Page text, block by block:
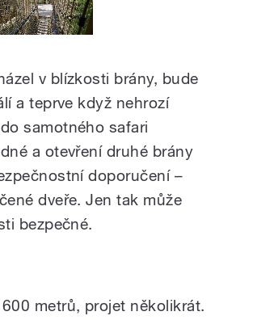
v blízkosti brány, bude
a teprve když nehrozí
samotného safari
a otevření druhé brány
doporučení –
dveře. Jen tak může
bezpečné.
metrů, projet několikrát.